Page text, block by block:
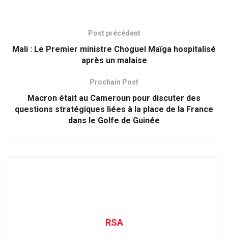
Post précédent
Mali : Le Premier ministre Choguel Maïga hospitalisé
après un malaise
Prochain Post
Macron était au Cameroun pour discuter des
questions stratégiques liées à la place de la France
dans le Golfe de Guinée
RSA